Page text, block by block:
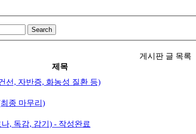
Search
게시판 글 목록
제목
선, 자반증, 화농성 질환 등)
종 마무리)
, 독감, 감기) - 작성완료